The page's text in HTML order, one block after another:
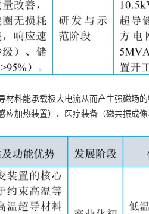
材料能承载极大电流从而产生强磁场
加热装置）、医疗装备（磁共振成